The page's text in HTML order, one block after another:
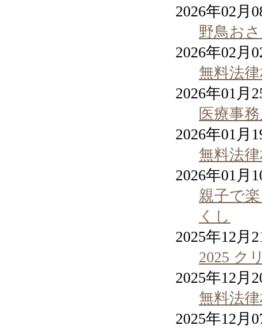
2026年02月
野鳥お
2026年02月
無料法
2026年01月
医療事
2026年01月
無料法
2026年01月
親子で
くし
2025年12月
2025 ク
2025年12月
無料法
2025年12月